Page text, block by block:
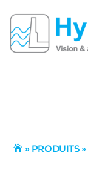
 » PRODUITS»